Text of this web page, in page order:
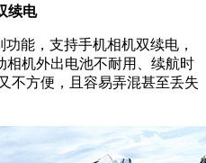
续电
能，支持手机相机双续电，
相机外出电池不耐用、续航时
不方便，且容易弄混甚至丢失